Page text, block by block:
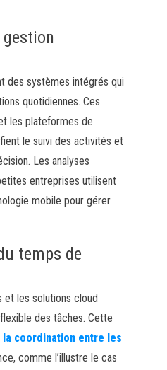
des systèmes intégrés qui
quotidiennes. Ces
les plateformes de
le suivi des activités et
Les analyses
entreprises utilisent
mobile pour gérer
temps de
et les solutions cloud
des tâches. Cette
coordination entre les
comme l’illustre le cas